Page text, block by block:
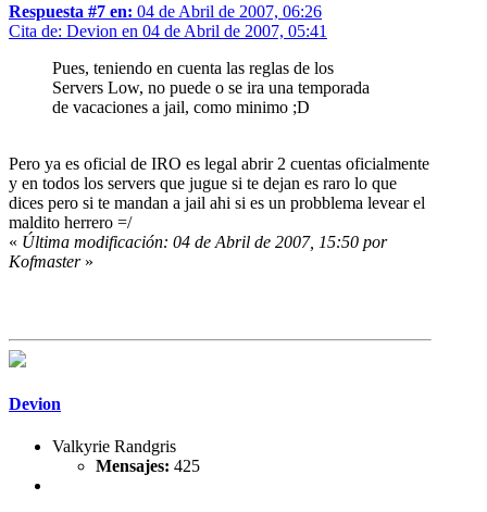
Respuesta #7 en: 04 de Abril de 2007, 06:26
Cita de: Devion en 04 de Abril de 2007, 05:41
Pues, teniendo en cuenta las reglas de los
Servers Low, no puede o se ira una temporada
de vacaciones a jail, como minimo ;D
Pero ya es oficial de IRO es legal abrir 2 cuentas oficialmente
y en todos los servers que jugue si te dejan es raro lo que
dices pero si te mandan a jail ahi si es un probblema levear el
maldito herrero =/
« Última modificación: 04 de Abril de 2007, 15:50 por
Kofmaster»
Devion
Valkyrie Randgris
Mensajes: 425